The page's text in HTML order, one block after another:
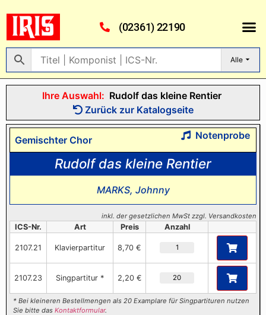
(02361) 22190
Alle
Ihre Auswahl: Rudolf das kleine Rentier
Zurück zur Katalogseite
Gemischter Chor Notenprobe
Rudolf das kleine Rentier
MARKS, Johnny
inkl. der gesetzlichen MwSt zzgl. Versandkosten
ICS-Nr. Art Preis Anzahl
2107.21 Klavierpartitur 8,70 €
2107.23 Singpartitur * 2,20 €
* Bei kleineren Bestellmengen als 20 Examplare für Singpartituren nutzen
Sie bitte dasKontaktformular.